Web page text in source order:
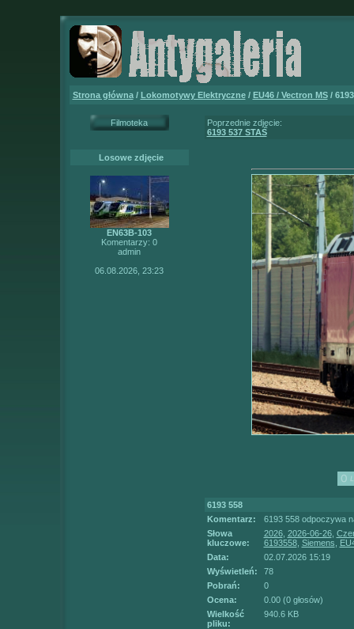
Strona główna/ Lokomotywy Elektryczne/ EU46 / Vectron MS/
Filmoteka
Losowe zdjęcie
EN63B-103
Komentarzy: 0
admin
06.08.2026, 23:23
Poprzednie zdjęcie:
6193 537 STAŚ
6193 558
Komentarz:
6193 558 odpoczywa
Słowa
kluczowe:
2026, 2026-06-26,
6193558, Siemens
Data:
02.07.2026 15:19
Wyświetleń:
78
Pobrań:
0
Ocena:
0.00 (0 głosów)
Wielkość
pliku:
940.6 KB